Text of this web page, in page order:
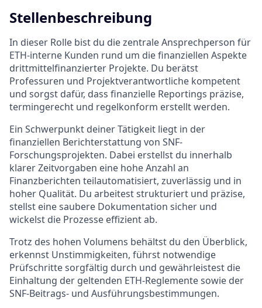
Stellenbeschreibung
In dieser Rolle bist du die zentrale Ansprechperson für
ETH-interne Kunden rund um die finanziellen Aspekte
drittmittelfinanzierter Projekte. Du berätst
Professuren und Projektverantwortliche kompetent
und sorgst dafür, dass finanzielle Reportings präzise,
termingerecht und regelkonform erstellt werden.
Ein Schwerpunkt deiner Tätigkeit liegt in der
finanziellen Berichterstattung von SNF-
Forschungsprojekten. Dabei erstellst du innerhalb
klarer Zeitvorgaben eine hohe Anzahl an
Finanzberichten teilautomatisiert, zuverlässig und in
hoher Qualität. Du arbeitest strukturiert und präzise,
stellst eine saubere Dokumentation sicher und
wickelst die Prozesse effizient ab.
Trotz des hohen Volumens behältst du den Überblick,
erkennst Unstimmigkeiten, führst notwendige
Prüfschritte sorgfältig durch und gewährleistest die
Einhaltung der geltenden ETH-Reglemente sowie der
SNF-Beitrags- und Ausführungsbestimmungen.